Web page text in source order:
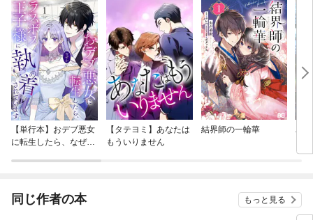
【単行本】おデブ悪女
に転生したら、なぜか
【タテヨミ】あなたは
もういりません
結界師の一輪華
バ
今
同じ作者の本 もっと見る